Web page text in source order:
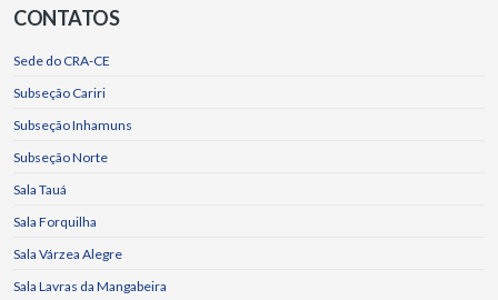
CONTATOS
Sede do CRA-CE
Subseção Cariri
Subseção Inhamuns
Subseção Norte
Sala Tauá
Sala Forquilha
Sala Várzea Alegre
Sala Lavras da Mangabeira